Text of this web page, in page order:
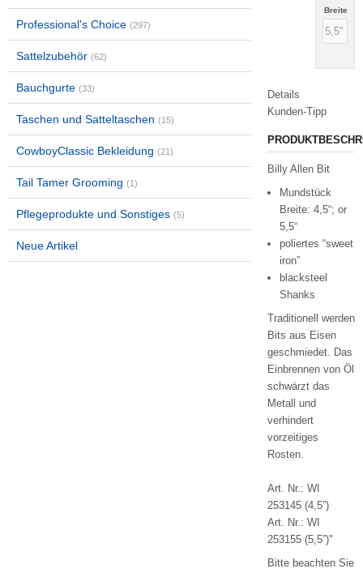
Breite
Details
Kunden-Tipp
Billy Allen Bit
Mundstück
Breite: 4,5“; or
5,5“
poliertes “sweet
iron”
blacksteel
Shanks
Traditionell werden
Bits aus Eisen
geschmiedet. Das
Einbrennen von Öl
schwärzt das
Metall und
verhindert
vorzeitiges
Rosten.
Art. Nr.: WI
253145 (4,5”)
Art. Nr.: WI
253155 (5,5”)"
Bitte beachten Sie
Professional's Choice (297)
Sattelzubehör (62)
Bauchgurte (33)
Taschen und Satteltaschen (15)
CowboyClassic Bekleidung (21)
Tail Tamer Grooming (1)
Pflegeprodukte und Sonstiges (5)
Neue Artikel